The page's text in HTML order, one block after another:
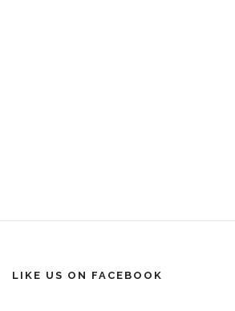
LIKE US ON FACEBOOK